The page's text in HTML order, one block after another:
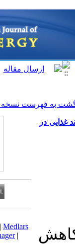
BibTeX
|ProCite Reference